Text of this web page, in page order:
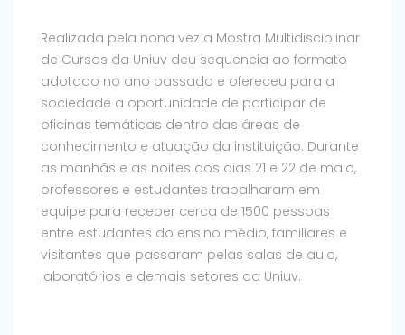
Realizada pela nona vez a Mostra Multidisciplinar
de Cursos da Uniuv deu sequencia ao formato
adotado no ano passado e ofereceu para a
sociedade a oportunidade de participar de
oficinas temáticas dentro das áreas de
conhecimento e atuação da instituição. Durante
as manhãs e as noites dos dias 21 e 22 de maio,
professores e estudantes trabalharam em
equipe para receber cerca de 1500 pessoas
entre estudantes do ensino médio, familiares e
visitantes que passaram pelas salas de aula,
laboratórios e demais setores da Uniuv.